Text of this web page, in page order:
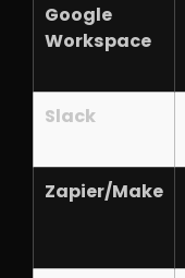
Google
Workspace
Slack
Zapier/Make